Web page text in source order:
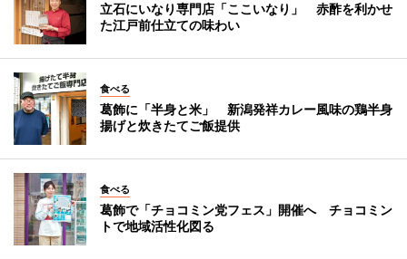
立石にいなり専門店「ここいなり」 赤酢を利かせ
た江戸前仕立ての味わい
食べる
葛飾に「半身と米」 新潟発祥カレー風味の鶏半身
揚げと炊きたてご飯提供
食べる
葛飾で「チョコミン党フェス」開催へ チョコミン
トで地域活性化図る